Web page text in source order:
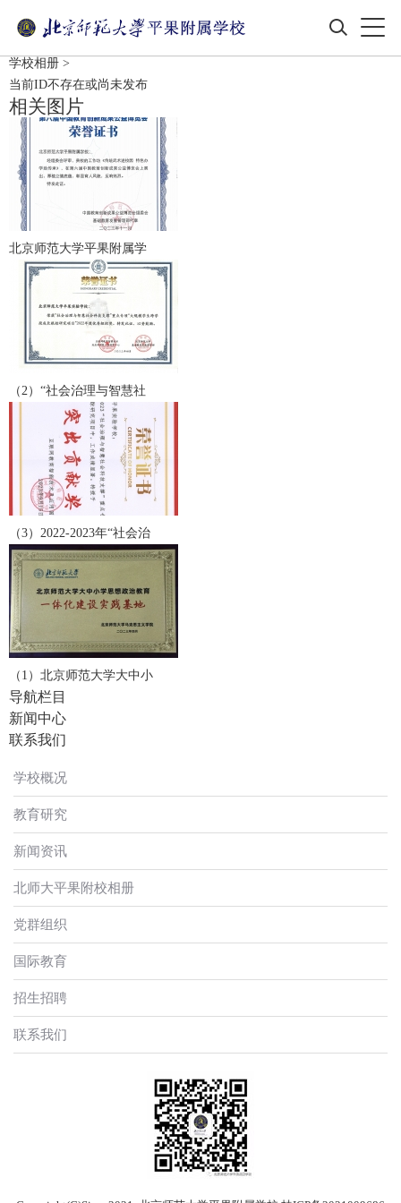
学校相册 >
当前ID不存在或尚未发布
相关图片
北京师范大学平果附属学
（2）“社会治理与智慧社
（3）2022-2023年“社会治
（1）北京师范大学大中小
导航栏目
新闻中心
联系我们
学校概况
教育研究
新闻资讯
北师大平果附校相册
党群组织
国际教育
招生招聘
联系我们